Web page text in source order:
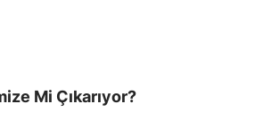
Mi Çıkarıyor?